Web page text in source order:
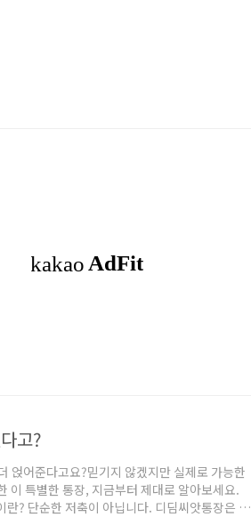
고?
얹어준다고요?믿기지 않겠지만 실제로 가능한
이 특별한 통장, 지금부터 제대로 알아보세요.
? 단순한 저축이 아닙니다. 디딤씨앗통장은 정